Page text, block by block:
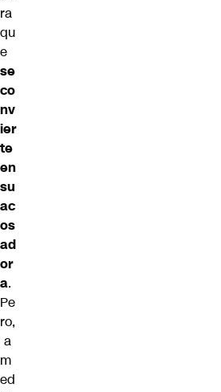
ra
qu
e
se
co
nv
ier
te
en
su
ac
os
ad
or
a.
Pe
ro,
a
m
ed